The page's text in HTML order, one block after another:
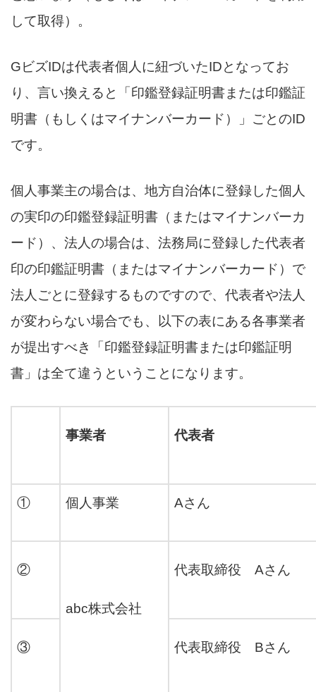
して取得）。
GビズIDは代表者個人に紐づいたIDとなってお
り、言い換えると「印鑑登録証明書または印鑑証
明書（もしくはマイナンバーカード）」ごとのID
です。
個人事業主の場合は、地方自治体に登録した個人
の実印の印鑑登録証明書（またはマイナンバーカ
ード）、法人の場合は、法務局に登録した代表者
印の印鑑証明書（またはマイナンバーカード）で
法人ごとに登録するものですので、代表者や法人
が変わらない場合でも、以下の表にある各事業者
が提出すべき「印鑑登録証明書または印鑑証明
書」は全て違うということになります。
事業者 代表者
① 個人事業 Aさん
②
abc株式会社
代表取締役 Aさん
③ 代表取締役 Bさん